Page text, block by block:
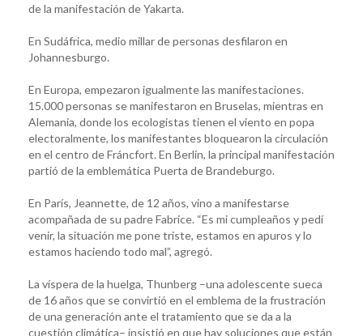
de la manifestación de Yakarta.
En Sudáfrica, medio millar de personas desfilaron en
Johannesburgo.
En Europa, empezaron igualmente las manifestaciones.
15.000 personas se manifestaron en Bruselas, mientras en
Alemania, donde los ecologistas tienen el viento en popa
electoralmente, los manifestantes bloquearon la circulación
en el centro de Fráncfort. En Berlín, la principal manifestación
partió de la emblemática Puerta de Brandeburgo.
En París, Jeannette, de 12 años, vino a manifestarse
acompañada de su padre Fabrice. “Es mi cumpleaños y pedí
venir, la situación me pone triste, estamos en apuros y lo
estamos haciendo todo mal”, agregó.
La víspera de la huelga, Thunberg –una adolescente sueca
de 16 años que se convirtió en el emblema de la frustración
de una generación ante el tratamiento que se da a la
cuestión climática– insistió en que hay soluciones que están